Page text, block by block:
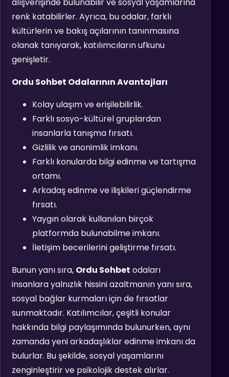
renk katabilirler. Ayrıca, bu odalar, farklı
kültürlerin ve bakış açılarının tanınmasına
olanak tanıyarak, katılımcıların ufkunu
genişletir.
Ordu Sohbet Odalarının Avantajları
Kolay ulaşım ve erişilebilirlik.
Farklı sosyo-kültürel gruplardan
insanlarla tanışma fırsatı.
Gizlilik ve anonimlik imkanı.
Farklı konularda bilgi edinme ve tartışma
ortamı.
Arkadaş edinme ve ilişkileri güçlendirme
fırsatı.
Yaygın olarak kullanılan birçok
platformda bulunabilme imkanı.
İletişim becerilerini geliştirme fırsatı.
Bunun yanı sıra, Ordu Sohbet odaları
insanlara yalnızlık hissini azaltmanın yanı sıra,
sosyal bağlar kurmaları için de fırsatlar
sunmaktadır. Katılımcılar, çeşitli konular
hakkında bilgi paylaşımında bulunurken, aynı
zamanda yeni arkadaşlıklar edinme imkanı da
bulurlar. Bu şekilde, sosyal yaşamlarını
zenginleştirir ve psikolojik destek alırlar.